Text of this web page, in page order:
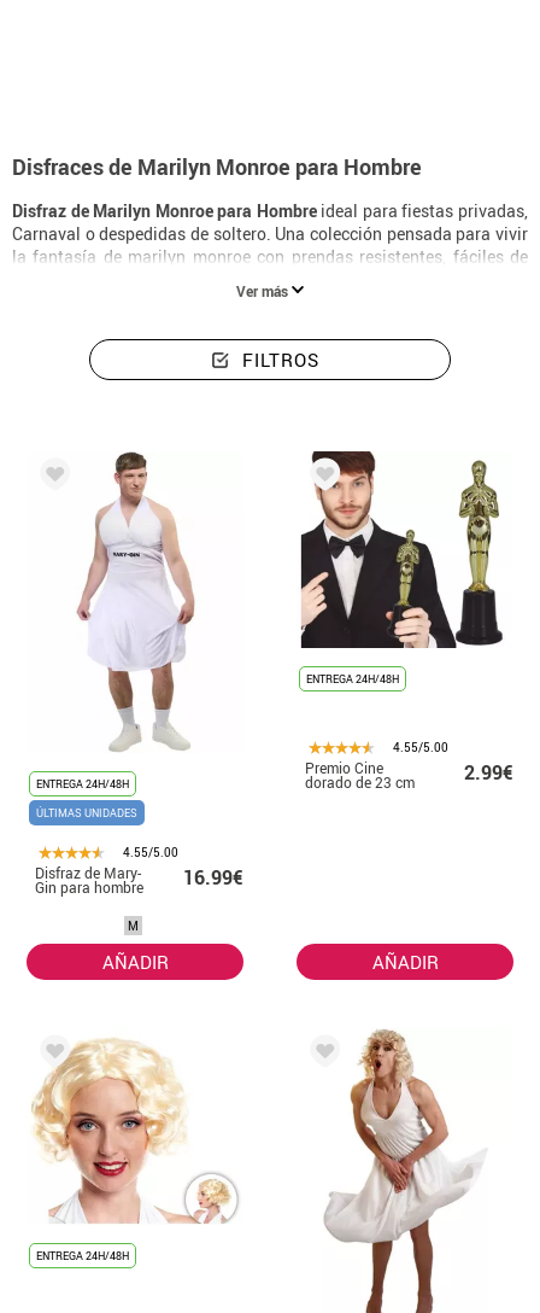
Disfraces de Marilyn Monroe para Hombre
Disfraz de Marilyn Monroe para Hombreideal para fiestas privadas,
Carnaval o despedidas de soltero. Una colección pensada para vivir
la fantasía de marilyn monroe con prendas resistentes, fáciles de
Ver más
FILTROS
ENTREGA 24H/48H
ÚLTIMAS UNIDADES
4.55/5.00
Disfraz de Mary-
Gin para hombre 16.99€
M
AÑADIR
ENTREGA 24H/48H
4.55/5.00
Premio Cine
dorado de 23 cm 2.99€
AÑADIR
ENTREGA 24H/48H